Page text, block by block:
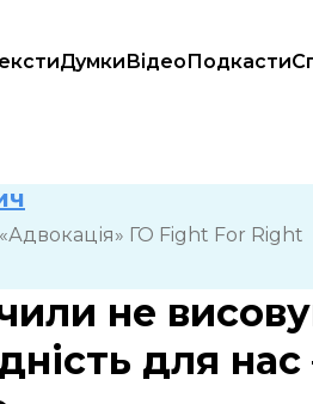
ДумкиВідеоПодкасти
складність для нас — дозволити
ГО Fight For Right
не
для